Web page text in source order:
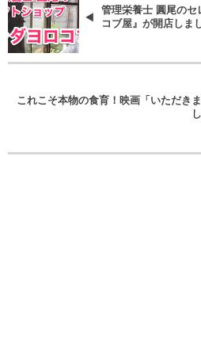
管理栄養士 圓尾のセ
コブ屋』が開店しま
これこそ本物の食育！映画「いただき